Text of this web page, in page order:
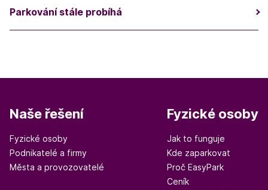
Parkování stále probíhá
Naše řešení
Fyzické osoby
Podnikatelé a firmy
Města a provozovatelé
Fyzické osoby
Jak to funguje
Kde zaparkovat
Proč EasyPark
Ceník